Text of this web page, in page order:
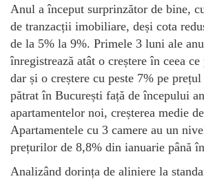
Anul a început surprinzător de bine,
de tranzacții imobiliare, deși cota
de la 5% la 9%. Primele 3 luni ale
înregistrează atât o creștere în ceea
dar și o creștere cu peste 7% pe
pătrat în București față de începului
apartamentelor noi, creșterea medie
Apartamentele cu 3 camere au un
prețurilor de 8,8% din ianuarie până
Analizând dorința de aliniere la